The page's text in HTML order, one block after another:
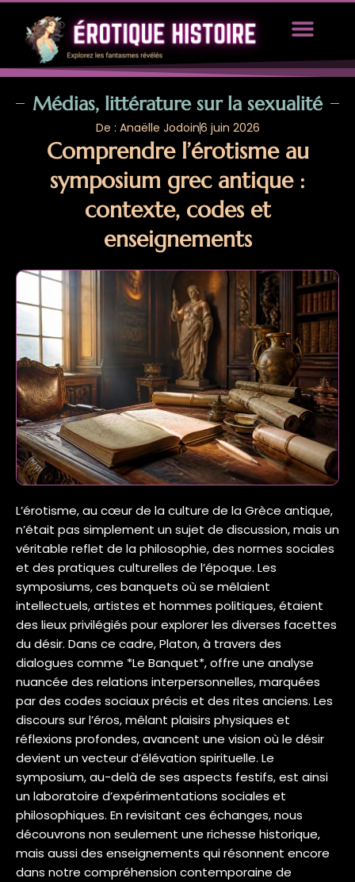
Médias, littérature sur la sexualité
De : Anaëlle Jodoin6 juin 2026
Comprendre l’érotisme au
symposium grec antique :
contexte, codes et
enseignements
L’érotisme, au cœur de la culture de la Grèce antique,
n’était pas simplement un sujet de discussion, mais un
véritable reflet de la philosophie, des normes sociales
et des pratiques culturelles de l’époque. Les
symposiums, ces banquets où se mêlaient
intellectuels, artistes et hommes politiques, étaient
des lieux privilégiés pour explorer les diverses facettes
du désir. Dans ce cadre, Platon, à travers des
dialogues comme *Le Banquet*, offre une analyse
nuancée des relations interpersonnelles, marquées
par des codes sociaux précis et des rites anciens. Les
discours sur l’éros, mêlant plaisirs physiques et
réflexions profondes, avancent une vision où le désir
devient un vecteur d’élévation spirituelle. Le
symposium, au-delà de ses aspects festifs, est ainsi
un laboratoire d’expérimentations sociales et
philosophiques. En revisitant ces échanges, nous
découvrons non seulement une richesse historique,
mais aussi des enseignements qui résonnent encore
dans notre compréhension contemporaine de